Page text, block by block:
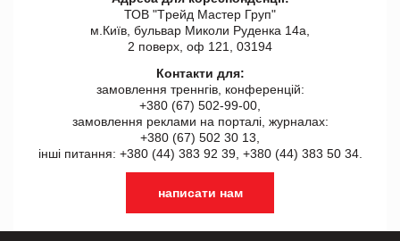
ТОВ "Tрейд Мастер Груп"
м.Київ, бульвар Миколи Руденка 14а,
2 поверх, оф 121, 03194
Контакти для:
замовлення треннгів, конференцій:
+380 (67) 502-99-00,
замовлення реклами на порталі, журналах:
+380 (67) 502 30 13,
інші питання: +380 (44) 383 92 39, +380 (44) 383 50 34.
написати нам